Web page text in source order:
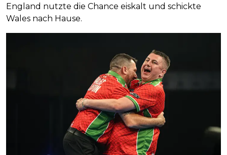
England nutzte die Chance eiskalt und schickte
Wales nach Hause.